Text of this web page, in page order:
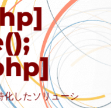
化したソリューシ